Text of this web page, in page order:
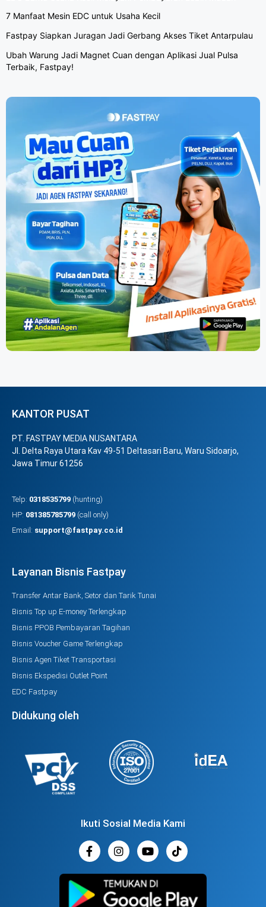
7 Manfaat Mesin EDC untuk Usaha Kecil
Fastpay Siapkan Juragan Jadi Gerbang Akses Tiket Antarpulau
Ubah Warung Jadi Magnet Cuan dengan Aplikasi Jual Pulsa
Terbaik, Fastpay!
KANTOR PUSAT
PT. FASTPAY MEDIA NUSANTARA
Jl. Delta Raya Utara Kav 49-51 Deltasari Baru, Waru Sidoarjo,
Jawa Timur 61256
Telp: 0318535799 (hunting)
HP: 081385785799 (call only)
Email: support@fastpay.co.id
Layanan Bisnis Fastpay
Transfer Antar Bank, Setor dan Tarik Tunai
Bisnis Top up E-money Terlengkap
Bisnis PPOB Pembayaran Tagihan
Bisnis Voucher Game Terlengkap
Bisnis Agen Tiket Transportasi
Bisnis Ekspedisi Outlet Point
EDC Fastpay
Didukung oleh
Ikuti Sosial Media Kami